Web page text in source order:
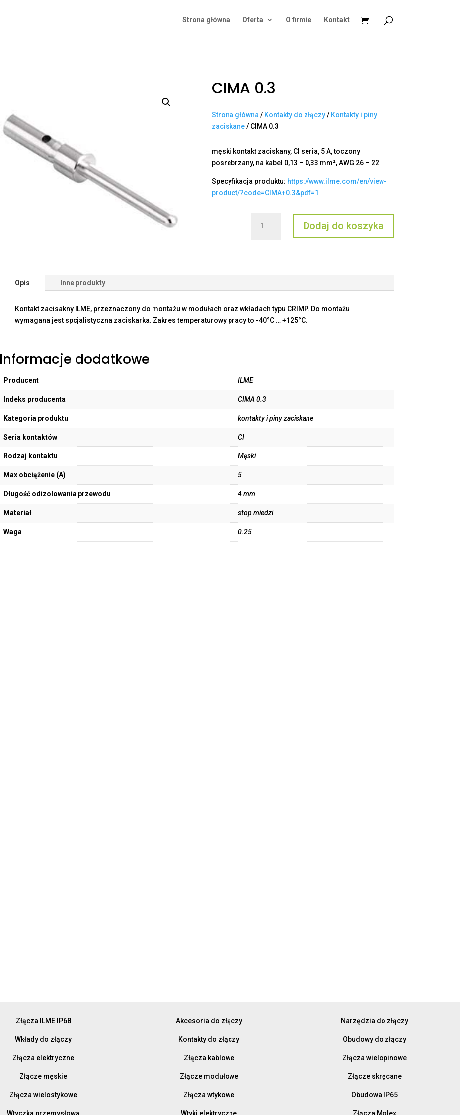
Strona główna Oferta O firmie Kontakt
CIMA 0.3
Strona główna / Kontakty do złączy/ Kontakty i piny
zaciskane/ CIMA 0.3
męski kontakt zaciskany, CI seria, 5 A, toczony
posrebrzany, na kabel 0,13 – 0,33 mm², AWG 26 – 22
Specyfikacja produktu: https://www.ilme.com/en/view-
product/?code=CIMA+0.3&pdf=1
CIMA
Dodaj do koszyka
Opis Inne produkty
Kontakt zacisakny ILME, przeznaczony do montażu w modułach oraz wkładach typu CRIMP. Do montażu
wymagana jest spcjalistyczna zaciskarka. Zakres temperaturowy pracy to -40°C … +125°C.
Informacje dodatkowe
Producent ILME
Indeks producenta CIMA 0.3
Kategoria produktu kontakty i piny zaciskane
Seria kontaktów CI
Rodzaj kontaktu Męski
Max obciążenie (A) 5
Długość odizolowania przewodu 4 mm
Materiał stop miedzi
Waga 0.25
Złącza ILME IP68
Wkłady do złączy
Złącza elektryczne
Złącze męskie
Złącza wielostykowe
Wtyczka przemysłowa
Akcesoria do złączy
Kontakty do złączy
Złącza kablowe
Złącze modułowe
Złącza wtykowe
Wtyki elektryczne
Narzędzia do złączy
Obudowy do złączy
Złącza wielopinowe
Złącze skręcane
Obudowa IP65
Złącza Molex